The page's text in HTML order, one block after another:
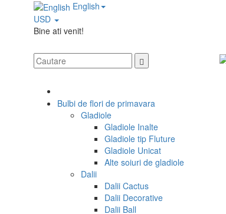
English
USD
Bine ati venit!
Bulbi de flori de primavara
Gladiole
Gladiole Inalte
Gladiole tip Fluture
Gladiole Unicat
Alte soiuri de gladiole
Dalii
Dalii Cactus
Dalii Decorative
Dalii Ball